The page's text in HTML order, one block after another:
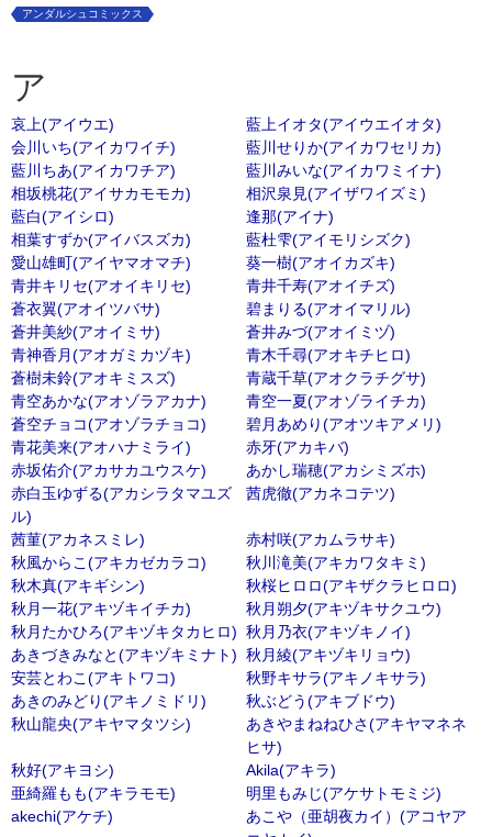
アンダルシュコミックス
ア
哀上(アイウエ)
藍上イオタ(アイウエイオタ)
会川いち(アイカワイチ)
藍川せりか(アイカワセリカ)
藍川ちあ(アイカワチア)
藍川みいな(アイカワミイナ)
相坂桃花(アイサカモモカ)
相沢泉見(アイザワイズミ)
藍白(アイシロ)
逢那(アイナ)
相葉すずか(アイバスズカ)
藍杜雫(アイモリシズク)
愛山雄町(アイヤマオマチ)
葵一樹(アオイカズキ)
青井キリセ(アオイキリセ)
青井千寿(アオイチズ)
蒼衣翼(アオイツバサ)
碧まりる(アオイマリル)
蒼井美紗(アオイミサ)
蒼井みづ(アオイミヅ)
青神香月(アオガミカヅキ)
青木千尋(アオキチヒロ)
蒼樹未鈴(アオキミスズ)
青蔵千草(アオクラチグサ)
青空あかな(アオゾラアカナ)
青空一夏(アオゾライチカ)
蒼空チョコ(アオゾラチョコ)
碧月あめり(アオツキアメリ)
青花美来(アオハナミライ)
赤牙(アカキバ)
赤坂佑介(アカサカユウスケ)
あかし瑞穂(アカシミズホ)
赤白玉ゆずる(アカシラタマユズ
ル)
茜虎徹(アカネコテツ)
茜菫(アカネスミレ)
赤村咲(アカムラサキ)
秋風からこ(アキカゼカラコ)
秋川滝美(アキカワタキミ)
秋木真(アキギシン)
秋桜ヒロロ(アキザクラヒロロ)
秋月一花(アキヅキイチカ)
秋月朔夕(アキヅキサクユウ)
秋月たかひろ(アキヅキタカヒロ) 秋月乃衣(アキヅキノイ)
あきづきみなと(アキヅキミナト) 秋月綾(アキヅキリョウ)
安芸とわこ(アキトワコ)
秋野キサラ(アキノキサラ)
あきのみどり(アキノミドリ)
秋ぶどう(アキブドウ)
秋山龍央(アキヤマタツシ)
あきやまねねひさ(アキヤマネネ
ヒサ)
秋好(アキヨシ)
Akila(アキラ)
亜綺羅もも(アキラモモ)
明里もみじ(アケサトモミジ)
akechi(アケチ)
あこや（亜胡夜カイ）(アコヤア